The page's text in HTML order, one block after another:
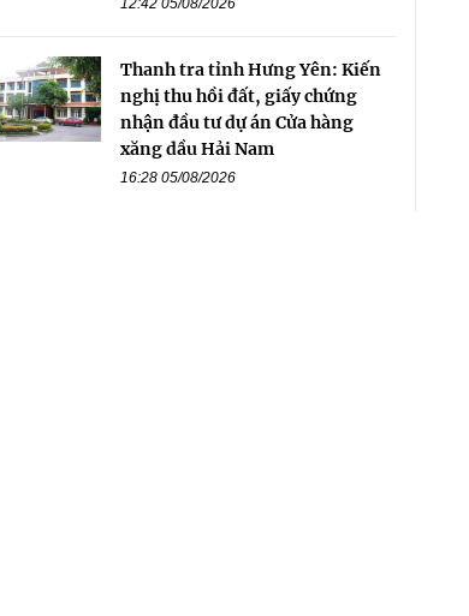
12:42 05/08/2026
Thanh tra tỉnh Hưng Yên: Kiến
nghị thu hồi đất, giấy chứng
nhận đầu tư dự án Cửa hàng
xăng dầu Hải Nam
16:28 05/08/2026